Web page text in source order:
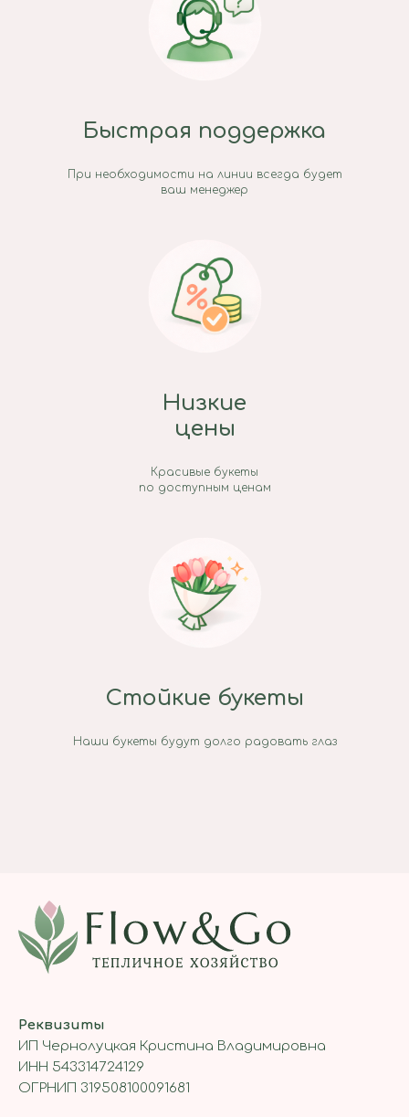
Быстрая поддержка
При необходимости на линии всегда будет
ваш менеджер
Низкие
цены
Красивые букеты
по доступным ценам
Стойкие букеты
Наши букеты будут долго радовать глаз
Реквизиты
ИП Чернолуцкая Кристина Владимировна
ИНН 543314724129
ОГРНИП 319508100091681